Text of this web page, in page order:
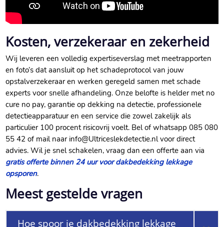
Kosten, verzekeraar en zekerheid
Wij leveren een volledig expertiseverslag met meetrapporten
en foto’s dat aansluit op het schadeprotocol van jouw
opstalverzekeraar en werken geregeld samen met schade
experts voor snelle afhandeling.​ Onze belofte is helder met no
cure no pay, garantie op dekking na detectie, professionele
detectieapparatuur en een service die zowel zakelijk als
particulier 100 procent risicovrij voelt.​ Bel of whatsapp 085 080
55 42 of mail naar info@Ultriceslekdetectie.​nl voor direct
advies.​ Wil je snel schakelen, vraag dan een offerte aan via
gratis offerte binnen 24 uur voor dakbedekking lekkage
opsporen.​
Meest gestelde vragen
Hoe spoor je dakbedekking lekkage